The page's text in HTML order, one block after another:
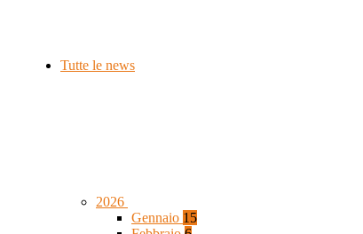
Tutte le news
2026
Gennaio 15